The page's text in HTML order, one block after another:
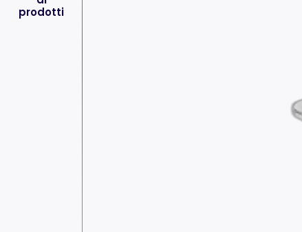
prodotti